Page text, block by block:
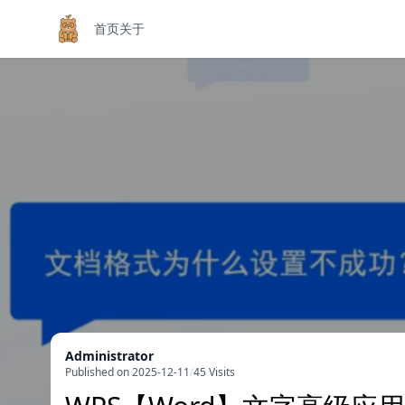
首页关于
Administrator
Published on 2025-12-11/45 Visits